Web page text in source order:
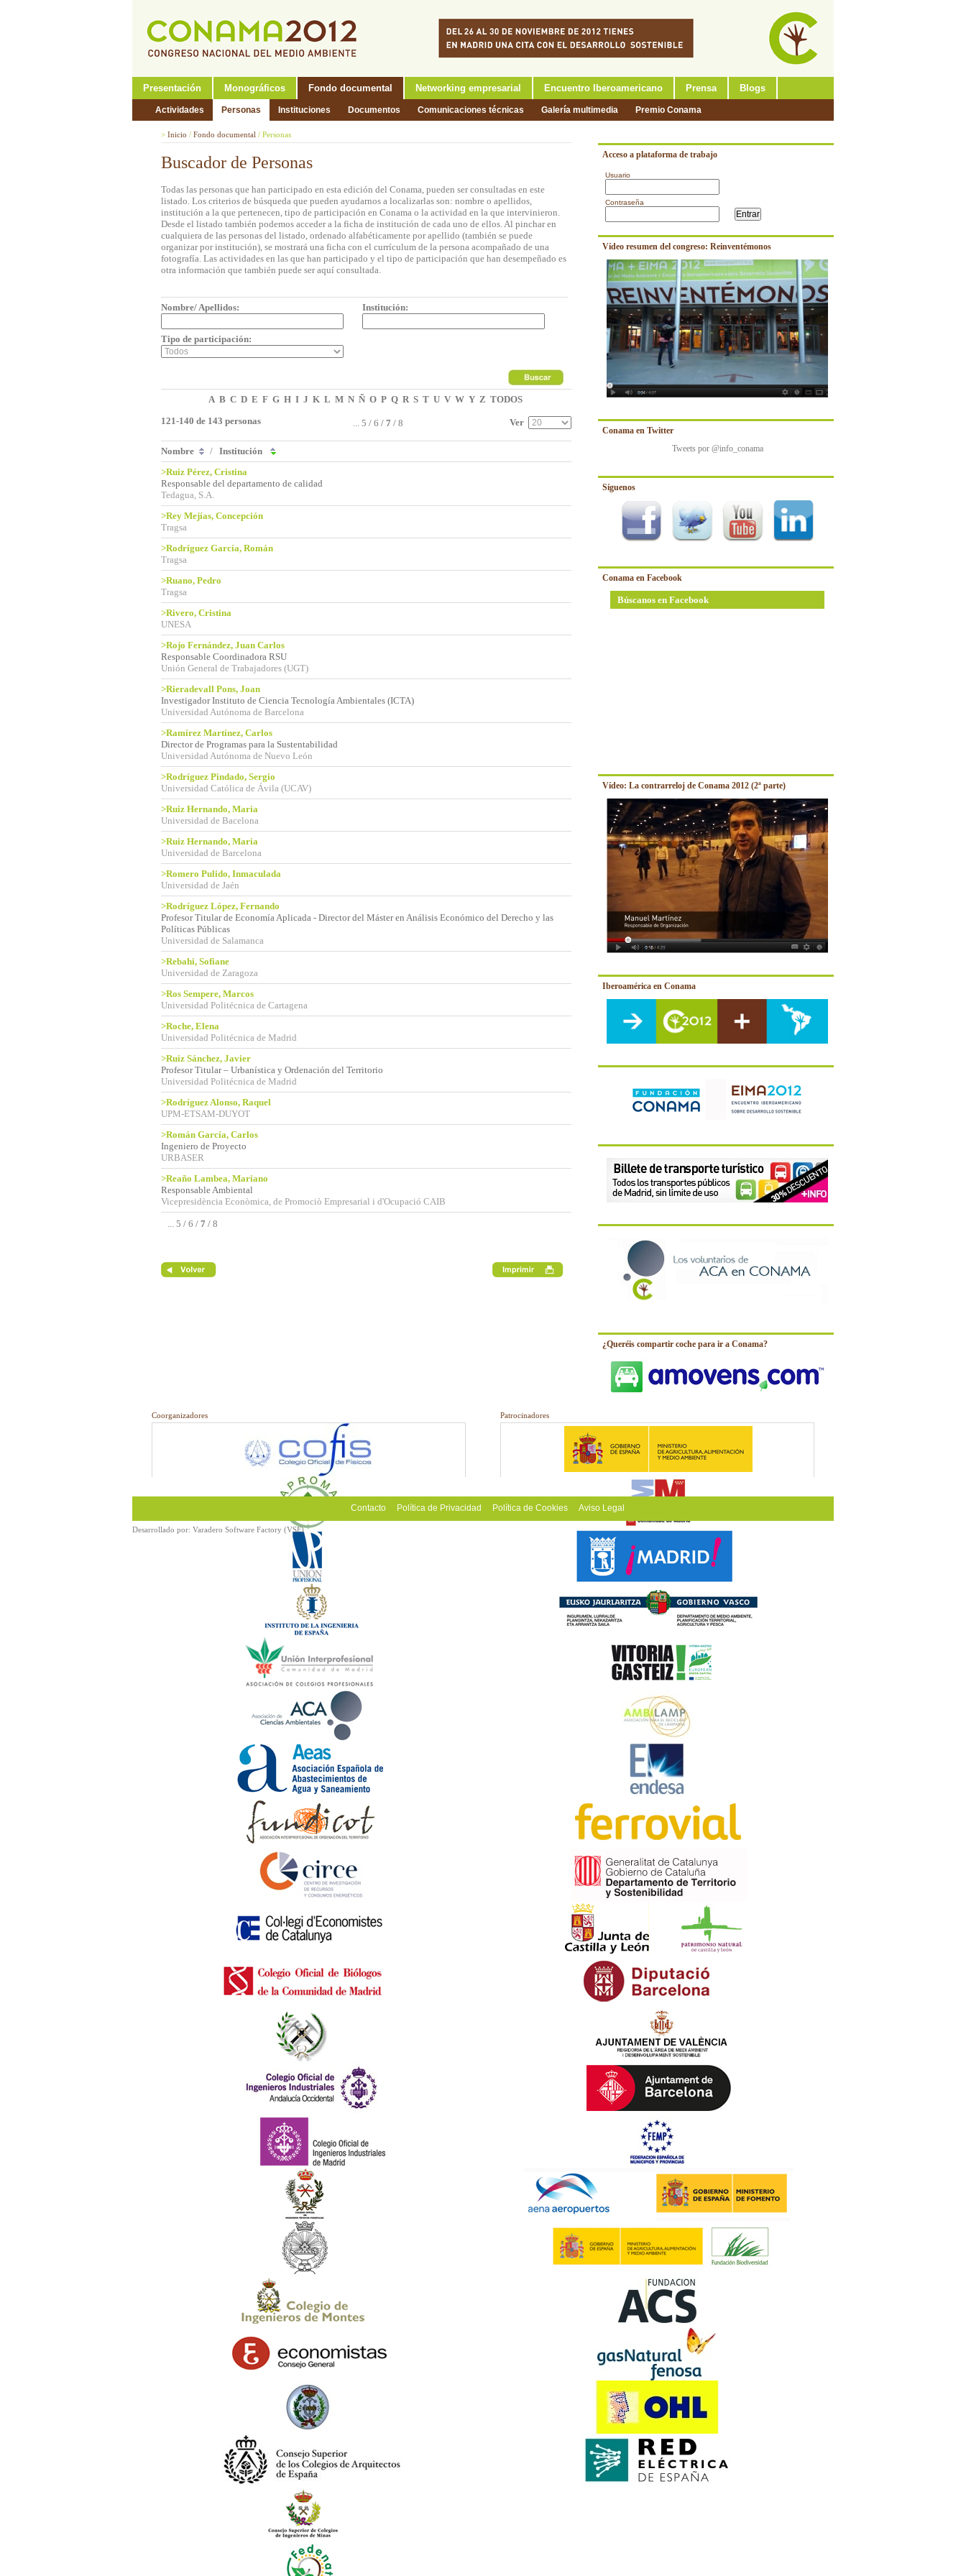
Presentación Monográficos Fondo documental Networking empresarial Encuentro Iberoamericano Prensa Blogs
Actividades Personas Instituciones Documentos Comunicaciones técnicas Galería multimedia Premio Conama
Acceso a plataforma de trabajo
Usuario
Contraseña
Vídeo resumen del congreso: Reinventémonos
Conama en Twitter
Tweets por @info_conama
Síguenos
Conama en Facebook
Búscanos en Facebook
Vídeo: La contrarreloj de Conama 2012 (2ª parte)
Iberoamérica en Conama
¿Queréis compartir coche para ir a Conama?
> Inicio / Fondo documental / Personas
Buscador de Personas
Todas las personas que han participado en esta edición del Conama, pueden ser consultadas en este
listado. Los criterios de búsqueda que pueden ayudarnos a localizarlas son: nombre o apellidos,
institución a la que pertenecen, tipo de participación en Conama o la actividad en la que intervinieron.
Desde el listado también podemos acceder a la ficha de institución de cada uno de ellos. Al pinchar en
cualquiera de las personas del listado, ordenado alfabéticamente por apellido (también se puede
organizar por institución), se mostrará una ficha con el currículum de la persona acompañado de una
fotografía. Las actividades en las que han participado y el tipo de participación que han desempeñado es
otra información que también puede ser aquí consultada.
Nombre/ Apellidos: Institución:
Tipo de participación:
A B C D E F G H I J K L M N Ñ O P Q R S T U V W Y Z TODOS
121-140 de 143 personas
... 5 / 6 / 7 / 8 Ver
Nombre / Institución
>Ruiz Pérez, Cristina
Responsable del departamento de calidad
Tedagua, S.A.
>Rey Mejías, Concepción
Tragsa
>Rodríguez García, Román
Tragsa
>Ruano, Pedro
Tragsa
>Rivero, Cristina
UNESA
>Rojo Fernández, Juan Carlos
Responsable Coordinadora RSU
Unión General de Trabajadores (UGT)
>Rieradevall Pons, Joan
Investigador Instituto de Ciencia Tecnología Ambientales (ICTA)
Universidad Autónoma de Barcelona
>Ramírez Martínez, Carlos
Director de Programas para la Sustentabilidad
Universidad Autónoma de Nuevo León
>Rodríguez Pindado, Sergio
Universidad Católica de Ávila (UCAV)
>Ruiz Hernando, Maria
Universidad de Bacelona
>Ruiz Hernando, Maria
Universidad de Barcelona
>Romero Pulido, Inmaculada
Universidad de Jaén
>Rodríguez López, Fernando
Profesor Titular de Economía Aplicada - Director del Máster en Análisis Económico del Derecho y las
Políticas Públicas
Universidad de Salamanca
>Rebahi, Sofiane
Universidad de Zaragoza
>Ros Sempere, Marcos
Universidad Politécnica de Cartagena
>Roche, Elena
Universidad Politécnica de Madrid
>Ruiz Sánchez, Javier
Profesor Titular – Urbanística y Ordenación del Territorio
Universidad Politécnica de Madrid
>Rodríguez Alonso, Raquel
UPM-ETSAM-DUYOT
>Román García, Carlos
Ingeniero de Proyecto
URBASER
>Reaño Lambea, Mariano
Responsable Ambiental
Vicepresidència Econòmica, de Promociò Empresarial i d'Ocupació CAIB
... 5 / 6 / 7 / 8
Patrocinadores
Coorganizadores
Contacto Política de Privacidad Política de Cookies Aviso Legal
Desarrollado por: Varadero Software Factory (VSF)